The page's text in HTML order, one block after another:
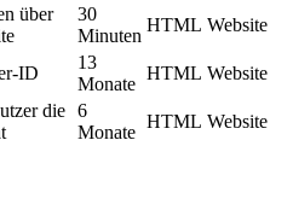
über
30
Minuten
HTML Website
ID
13
Monate
HTML Website
die 6
Monate
HTML Website